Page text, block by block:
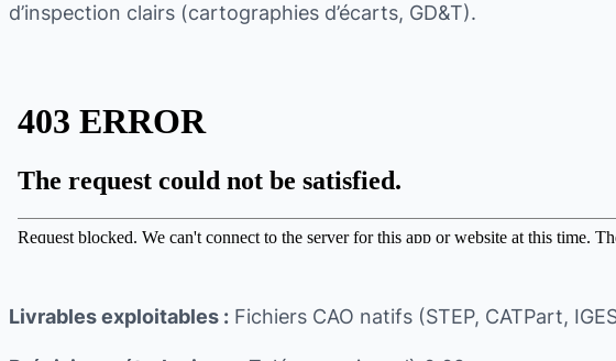
d’inspection clairs (cartographies d’écarts, GD&T).
Livrables exploitables : Fichiers CAO natifs (STEP, CATPart,